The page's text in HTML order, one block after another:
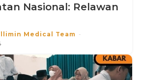
Nasional: Relawan
Medical Team -